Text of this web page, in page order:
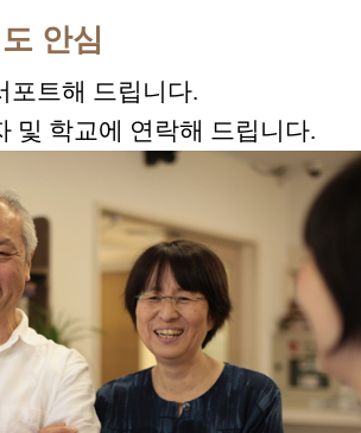
안심
포트해 드립니다.
및 학교에 연락해 드립니다.